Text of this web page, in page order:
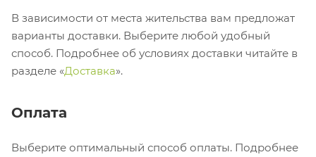
В зависимости от места жительства вам предложат
варианты доставки. Выберите любой удобный
способ. Подробнее об условиях доставки читайте в
разделе «Доставка».
Оплата
Выберите оптимальный способ оплаты. Подробнее